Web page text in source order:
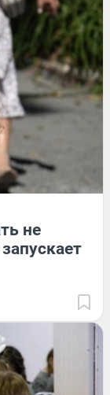
не